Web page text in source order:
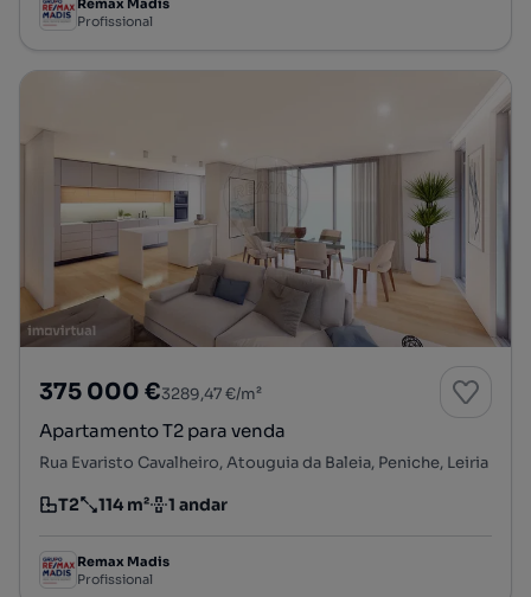
Remax Madis
Profissional
375 000 €3289,47 €/m²
Apartamento T2 para venda
Rua Evaristo Cavalheiro, Atouguia da Baleia, Peniche, Leiria
Tipologia
T2
Preço por metro quadrado
114 m²
Andar 1 andar
Remax Madis
Profissional